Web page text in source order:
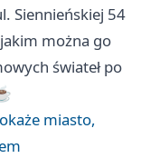
Siennieńskiej 54
można go
świateł po
miasto,